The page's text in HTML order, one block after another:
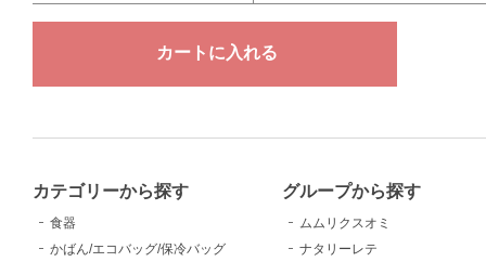
カテゴリーから探す
食器
かばん/エコバッグ/保冷バッグ
グループから探す
ムムリクスオミ
ナタリーレテ